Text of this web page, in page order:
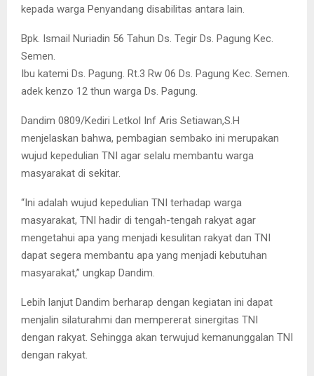
kepada warga Penyandang disabilitas antara lain.
Bpk. Ismail Nuriadin 56 Tahun Ds. Tegir Ds. Pagung Kec.
Semen.
Ibu katemi Ds. Pagung. Rt.3 Rw 06 Ds. Pagung Kec. Semen.
adek kenzo 12 thun warga Ds. Pagung.
Dandim 0809/Kediri Letkol Inf Aris Setiawan,S.H
menjelaskan bahwa, pembagian sembako ini merupakan
wujud kepedulian TNI agar selalu membantu warga
masyarakat di sekitar.
“Ini adalah wujud kepedulian TNI terhadap warga
masyarakat, TNI hadir di tengah-tengah rakyat agar
mengetahui apa yang menjadi kesulitan rakyat dan TNI
dapat segera membantu apa yang menjadi kebutuhan
masyarakat,” ungkap Dandim.
Lebih lanjut Dandim berharap dengan kegiatan ini dapat
menjalin silaturahmi dan mempererat sinergitas TNI
dengan rakyat. Sehingga akan terwujud kemanunggalan TNI
dengan rakyat.